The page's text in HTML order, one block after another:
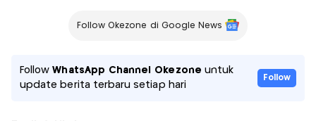
Follow Okezone di Google News
FollowWhatsApp Channel Okezone untuk
update berita terbaru setiap hari
Follow